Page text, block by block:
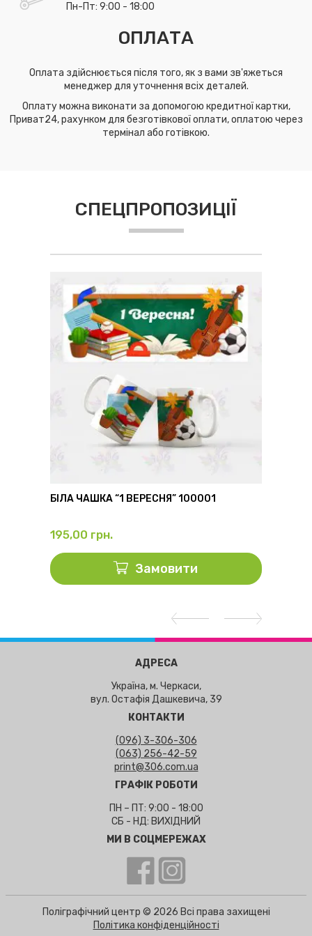
Пн-Пт: 9:00 - 18:00
ОПЛАТА
Оплата здійснюється після того, як з вами зв'яжеться
менеджер для уточнення всіх деталей.
Оплату можна виконати за допомогою кредитної картки,
Приват24, рахунком для безготівкової оплати, оплатою через
термінал або готівкою.
СПЕЦПРОПОЗИЦІЇ
БІЛА ЧАШКА “1 ВЕРЕСНЯ” 100001
195,00 грн.
Замовити
АДРЕСА
Україна, м. Черкаси,
вул. Остафія Дашкевича, 39
КОНТАКТИ
(096) 3-306-306
(063) 256-42-59
print@306.com.ua
ГРАФІК РОБОТИ
ПН – ПТ: 9:00 - 18:00
СБ - НД: ВИХІДНИЙ
МИ В СОЦМЕРЕЖАХ
Поліграфічний центр © 2026 Всі права захищені
Політика конфіденційності